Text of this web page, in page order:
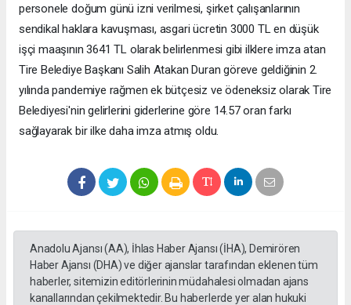
personele doğum günü izni verilmesi, şirket çalışanlarının
sendikal haklara kavuşması, asgari ücretin 3000 TL en düşük
işçi maaşının 3641 TL olarak belirlenmesi gibi ilklere imza atan
Tire Belediye Başkanı Salih Atakan Duran göreve geldiğinin 2.
yılında pandemiye rağmen ek bütçesiz ve ödeneksiz olarak Tire
Belediyesi'nin gelirlerini giderlerine göre 14.57 oran farkı
sağlayarak bir ilke daha imza atmış oldu.
Anadolu Ajansı (AA), İhlas Haber Ajansı (İHA), Demirören
Haber Ajansı (DHA) ve diğer ajanslar tarafından eklenen tüm
haberler, sitemizin editörlerinin müdahalesi olmadan ajans
kanallarından çekilmektedir. Bu haberlerde yer alan hukuki